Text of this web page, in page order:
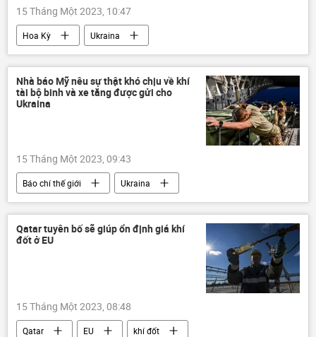
15 Tháng Một 2023, 10:47
Hoa Kỳ
Ukraina
Cuộc khủng hoảng ở Ukraina
tội ác chiến tranh
Báo chí thế giới
Các biện pháp trừng phạt chống Nga
Nhà báo Mỹ nêu sự thật khó chịu về khí
tài bộ binh và xe tăng được gửi cho
Ukraina
15 Tháng Một 2023, 09:43
Báo chí thế giới
Ukraina
Cuộc khủng hoảng ở Ukraina
Hoa Kỳ
viện trợ quân sự
Chiến dịch quân sự đặc biệt tại Ukraina
Qatar tuyên bố sẽ giúp ổn định giá khí
đốt ở EU
15 Tháng Một 2023, 08:48
Qatar EU
khí đốt